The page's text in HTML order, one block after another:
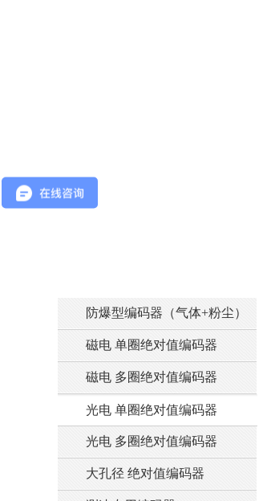
防爆型编码器（气体+粉尘）
磁电 单圈绝对值编码器
磁电 多圈绝对值编码器
光电 单圈绝对值编码器
光电 多圈绝对值编码器
大孔径 绝对值编码器